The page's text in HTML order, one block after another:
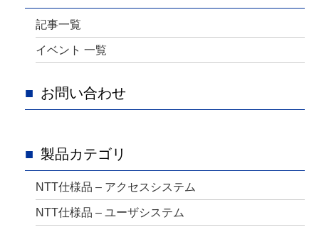
記事一覧
イベント 一覧
お問い合わせ
製品カテゴリ
NTT仕様品 – アクセスシステム
NTT仕様品 – ユーザシステム